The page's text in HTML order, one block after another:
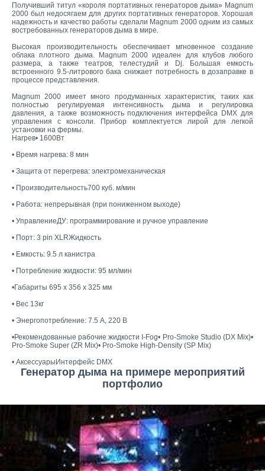
Получивший титул «короля портативных генераторов дыма» Magnum
2000 был недосягаем для других портативных генераторов. Хорошая
надежность и качество работы сделали Magnum 2000 одним из самых
востребованных генераторов дыма в мире.
Высокая производительность обеспечивает мгновенное создание
облака плотного дыма. Magnum 2000 идеален для клубов любого
размера, а также театров, телестудий и Dj. Большая емкость
встроенного 9.5-литрового бака снижает потребность в дозаправке в
процессе представления.
Magnum 2000 имеет много продуманных характеристик, таких как
полностью регулируемая интенсивность дыма и регулировка
давления, а также возможность подключения интерфейса DMX для
управления с консоли. Прибор комплектуется лирой для легкой
установки на фермы.
Нагрев• 1600Вт
• Время нагрева: 8 мин
• Защита от перегрева: электромеханическая
• Производительность700 куб. м/мин
• Работа: непрерывная (при пониженном выходе)
• УправлениеДУ: программирование и ручное управление
• Порт: 3 pin XLRЖидкость
• Емкость: 9.5 л канистра
• Потребление жидкости: 95 мл/мин
•Габариты 695 x 356 x 325 мм
• Вес 13кг
• Энергопотребление: 7.5 A, 220 В
•Рекомендованные рабочие жидкости I-Fog• Pro-Smoke Studio (DX Mix)•
Pro-Smoke Super (ZR Mix)• Pro-Smoke High-Density (SP Mix)
• АксессуарыИнтерфейс DMX
Генератор дыма на примере мероприятий
портфолио